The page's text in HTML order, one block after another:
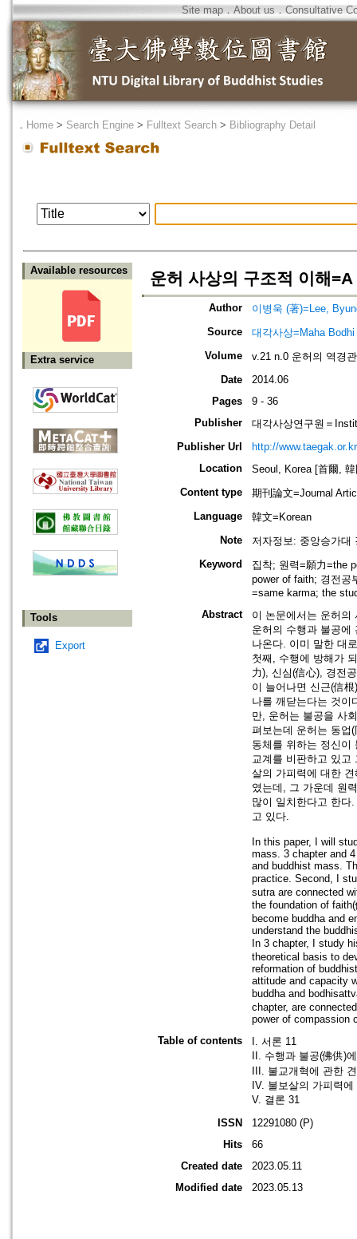
Site map．About us ． Consultative
． Home > Search Engine > Fulltext Search > Bibliography Detail
Available resources
Extra service
Tools
Export
운허 사상의 구조적 이해
Author
이병욱 (著)=Lee,
Source
대각사상=Maha
Volume
v.21 n.0 운허의 역경관
Date
2014.06
Pages
9 - 36
Publisher
대각사상연구원＝
Publisher Url
http://
Location
Seoul, Korea [首爾,
Content type
期刊論文=Journal
Language
韓文=Korean
Note
저자정보: 중앙승가대
Keyword
집착; 원력=願力=the
power of faith; 경전공
=same karma; the
Abstract
이 논문에서는 운허의
운허의 수행과 불공에
나온다. 이미 말한 대
첫째, 수행에 방해가
力), 신심(信心), 경전
이 늘어나면 신근(信
나를 깨닫는다는 것이
만, 운허는 불공을 사
펴보는데 운허는 동업
동체를 위하는 정신이
교계를 비판하고 있고
살의 가피력에 대한
였는데, 그 가운데 원
많이 일치한다고 한다
고 있다.
In this paper, I will
mass. 3 chapter and
and buddhist mass.
practice. Second, I
sutra are connected
the foundation of
become buddha and
understand the
In 3 chapter, I study
theoretical basis to
reformation of
attitude and capacity
buddha and
chapter, are
power of compassion
Table of contents
I. 서론 11
II. 수행과 불공(佛供)
III. 불교개혁에 관한
IV. 불보살의 가피력
V. 결론 31
ISSN
12291080 (P)
Hits
66
Created date
2023.05.11
Modified date
2023.05.13